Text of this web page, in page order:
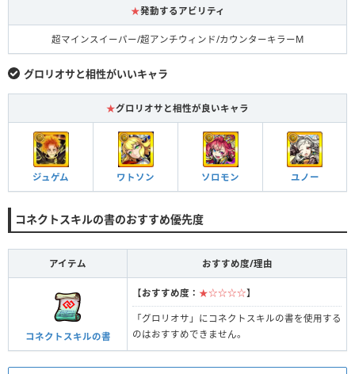
★発動するアビリティ
超マインスイーパー/超アンチウィンド/カウンターキラーM
グロリオサと相性がいいキャラ
★グロリオサと相性が良いキャラ
ジュゲム ワトソン ソロモン ユノー
コネクトスキルの書のおすすめ優先度
アイテム おすすめ度/理由
コネクトスキルの書
【おすすめ度： ★☆☆☆☆】
「グロリオサ」にコネクトスキルの書を使用する
のはおすすめできません。